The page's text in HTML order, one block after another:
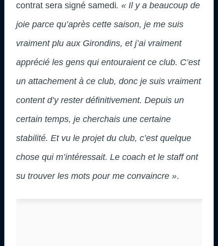
contrat sera signé samedi. « Il y a beaucoup de
joie parce qu’après cette saison, je me suis
vraiment plu aux Girondins, et j’ai vraiment
apprécié les gens qui entouraient ce club. C’est
un attachement à ce club, donc je suis vraiment
content d’y rester définitivement. Depuis un
certain temps, je cherchais une certaine
stabilité. Et vu le projet du club, c’est quelque
chose qui m’intéressait. Le coach et le staff ont
su trouver les mots pour me convaincre ».